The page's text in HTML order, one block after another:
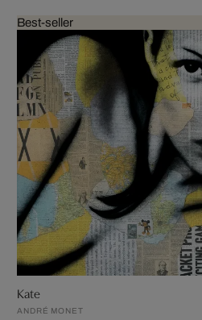
Best-seller
Kate
ANDRÉ MONET